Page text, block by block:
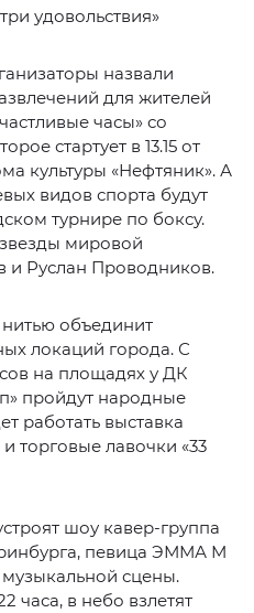
удовольствия»
назвали
для жителей
часы» со
стартует в 13.15 от
культуры «Нефтяник». А
видов спорта будут
турнире по боксу.
мировой
и Руслан Проводников.
нитью объединит
локаций города. С
на площадях у ДК
пройдут народные
работать выставка
торговые лавочки «33
шоу кавер-группа
певица ЭММА М
сцены.
часа, в небо взлетят